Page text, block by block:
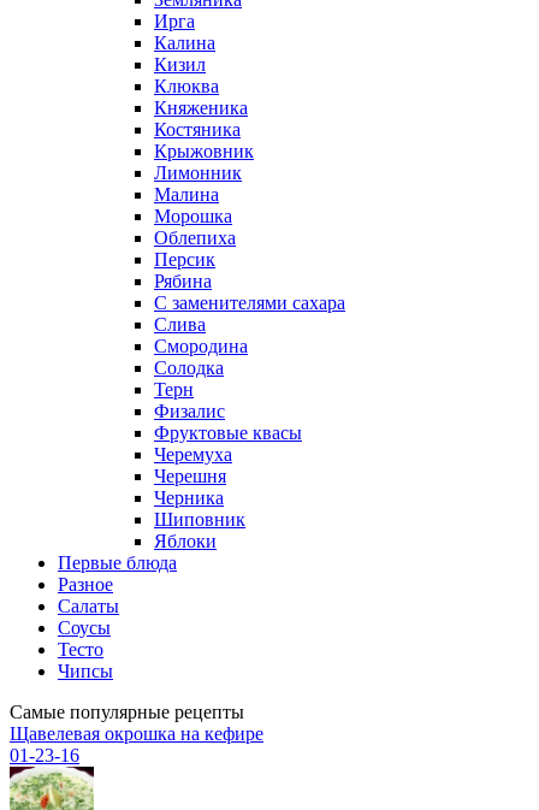
Ирга
Калина
Кизил
Клюква
Княженика
Костяника
Крыжовник
Лимонник
Малина
Морошка
Облепиха
Персик
Рябина
С заменителями сахара
Слива
Смородина
Солодка
Терн
Физалис
Фруктовые квасы
Черемуха
Черешня
Черника
Шиповник
Яблоки
Первые блюда
Разное
Салаты
Соусы
Тесто
Чипсы
Самые популярные рецепты
Щавелевая окрошка на кефире
01-23-16